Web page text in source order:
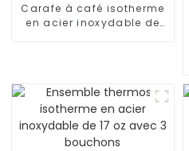
Carafe à café isotherme
en acier inoxydable de